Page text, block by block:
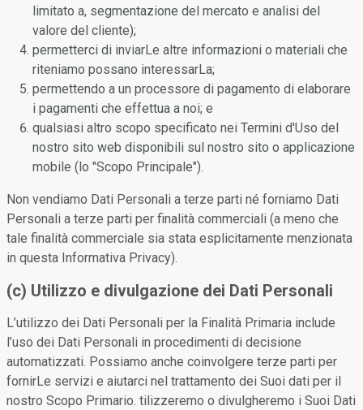
limitato a, segmentazione del mercato e analisi del
valore del cliente);
permetterci di inviarLe altre informazioni o materiali che
riteniamo possano interessarLa;
permettendo a un processore di pagamento di elaborare
i pagamenti che effettua a noi; e
qualsiasi altro scopo specificato nei Termini d'Uso del
nostro sito web disponibili sul nostro sito o applicazione
mobile (lo "Scopo Principale").
Non vendiamo Dati Personali a terze parti né forniamo Dati
Personali a terze parti per finalità commerciali (a meno che
tale finalità commerciale sia stata esplicitamente menzionata
in questa Informativa Privacy).
(c) Utilizzo e divulgazione dei Dati Personali
L’utilizzo dei Dati Personali per la Finalità Primaria include
l’uso dei Dati Personali in procedimenti di decisione
automatizzati. Possiamo anche coinvolgere terze parti per
fornirLe servizi e aiutarci nel trattamento dei Suoi dati per il
nostro Scopo Primario. tilizzeremo o divulgheremo i Suoi Dati